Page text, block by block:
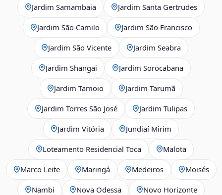
Jardim Samambaia Jardim Santa Gertrudes
Jardim São Camilo Jardim São Francisco
Jardim São Vicente Jardim Seabra
Jardim Shangai Jardim Sorocabana
Jardim Tamoio Jardim Tarumã
Jardim Torres São José Jardim Tulipas
Jardim Vitória Jundiaí Mirim
Loteamento Residencial Toca Malota
Marco Leite Maringá Medeiros Moisés
Nambi Nova Odessa Novo Horizonte